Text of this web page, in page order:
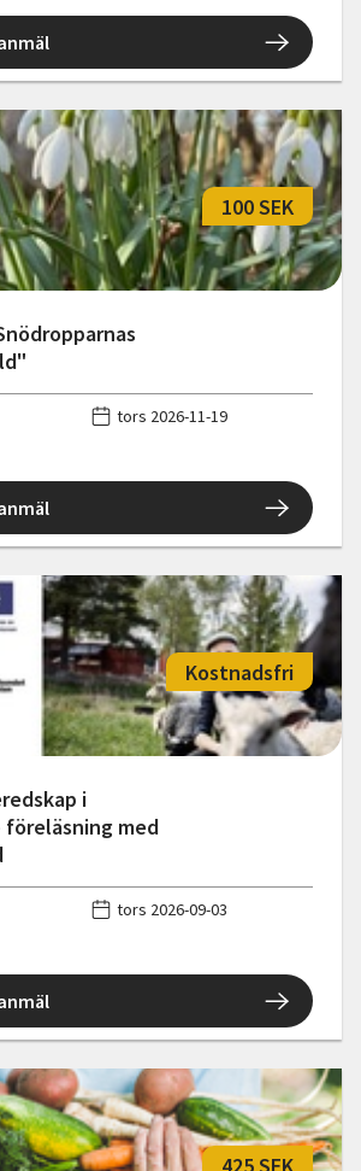
100 SEK
tors 2026-11-19
i
föreläsning med
Kostnadsfri
tors 2026-09-03
425 SEK